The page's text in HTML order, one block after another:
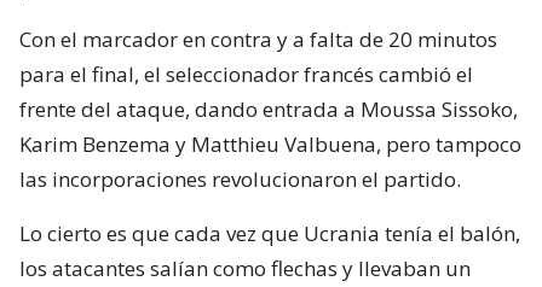
Con el marcador en contra y a falta de 20 minutos
para el final, el seleccionador francés cambió el
frente del ataque, dando entrada a Moussa Sissoko,
Karim Benzema y Matthieu Valbuena, pero tampoco
las incorporaciones revolucionaron el partido.
Lo cierto es que cada vez que Ucrania tenía el balón,
los atacantes salían como flechas y llevaban un